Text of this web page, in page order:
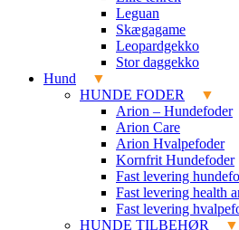
Leguan
Skægagame
Leopardgekko
Stor daggekko
Hund
HUNDE FODER
Arion – Hundefoder
Arion Care
Arion Hvalpefoder
Kornfrit Hundefoder
Fast levering
Fast levering health
Fast levering
HUNDE TILBEHØR